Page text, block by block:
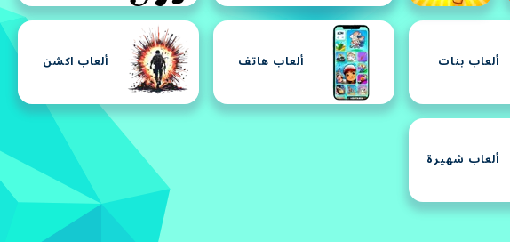
ألعاب بنات ألعاب هاتف ألعاب اكشن
ألعاب شهيرة